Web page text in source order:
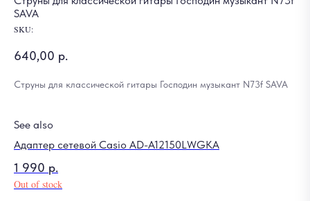
SAVA
SKU:
640,00 р.
Струны для классической гитары Господин музыкант N73f SAVA
See also
Адаптер сетевой Casio AD-A12150LWGKA
1 990 р.
Out of stock